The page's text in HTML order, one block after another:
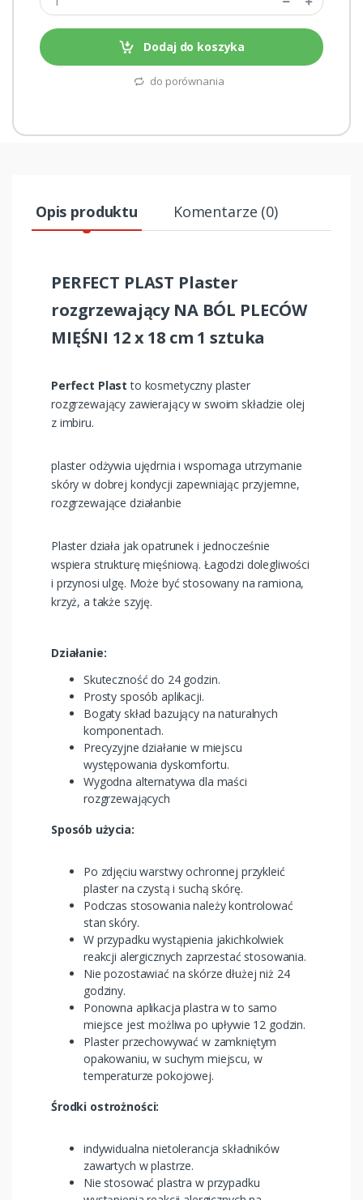
Dodaj do koszyka
do porównania
Opis produktu Komentarze (0)
PERFECT PLAST Plaster
rozgrzewający NA BÓL PLECÓW
MIĘŚNI 12 x 18 cm 1 sztuka
Perfect Plast to kosmetyczny plaster
rozgrzewający zawierający w swoim składzie olej
z imbiru.
plaster odżywia ujędrnia i wspomaga utrzymanie
skóry w dobrej kondycji zapewniając przyjemne,
rozgrzewające działanbie
Plaster działa jak opatrunek i jednocześnie
wspiera strukturę mięśniową. Łagodzi dolegliwości
i przynosi ulgę. Może być stosowany na ramiona,
krzyż, a także szyję.
Działanie:
Skuteczność do 24 godzin.
Prosty sposób aplikacji.
Bogaty skład bazujący na naturalnych
komponentach.
Precyzyjne działanie w miejscu
występowania dyskomfortu.
Wygodna alternatywa dla maści
rozgrzewających
Sposób użycia:
Po zdjęciu warstwy ochronnej przykleić
plaster na czystą i suchą skórę.
Podczas stosowania należy kontrolować
stan skóry.
W przypadku wystąpienia jakichkolwiek
reakcji alergicznych zaprzestać stosowania.
Nie pozostawiać na skórze dłużej niż 24
godziny.
Ponowna aplikacja plastra w to samo
miejsce jest możliwa po upływie 12 godzin.
Plaster przechowywać w zamkniętym
opakowaniu, w suchym miejscu, w
temperaturze pokojowej.
Środki ostrożności:
indywidualna nietolerancja składników
zawartych w plastrze.
Nie stosować plastra w przypadku